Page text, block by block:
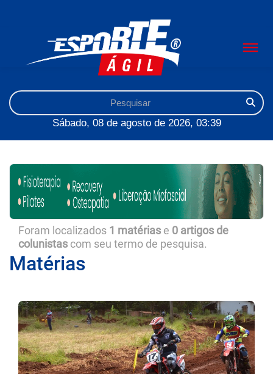
Sábado, 08 de agosto de 2026, 03:39
Foram localizados 1 matérias e 0 artigos de
colunistas com seu termo de pesquisa.
Matérias